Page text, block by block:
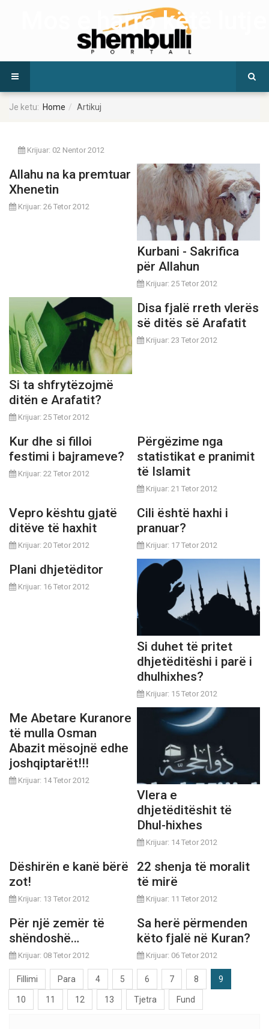
Je ketu: Home Artikuj
Mos e harro këtë lutje
Krijuar: 02 Nentor 2012
Allahu na ka premtuar
Xhenetin
Krijuar: 26 Tetor 2012
Kurbani - Sakrifica
për Allahun
Krijuar: 25 Tetor 2012
Si ta shfrytëzojmë
ditën e Arafatit?
Krijuar: 25 Tetor 2012
Disa fjalë rreth vlerës
së ditës së Arafatit
Krijuar: 23 Tetor 2012
Kur dhe si filloi
festimi i bajrameve?
Krijuar: 22 Tetor 2012
Përgëzime nga
statistikat e pranimit
të Islamit
Krijuar: 21 Tetor 2012
Vepro kështu gjatë
ditëve të haxhit
Krijuar: 20 Tetor 2012
Cili është haxhi i
pranuar?
Krijuar: 17 Tetor 2012
Plani dhjetëditor
Krijuar: 16 Tetor 2012
Si duhet të pritet
dhjetëditëshi i parë i
dhulhixhes?
Krijuar: 15 Tetor 2012
Me Abetare Kuranore
të mulla Osman
Abazit mësojnë edhe
joshqiptarët!!!
Krijuar: 14 Tetor 2012
Vlera e
dhjetëditëshit të
Dhul-hixhes
Krijuar: 14 Tetor 2012
Dëshirën e kanë bërë
zot!
Krijuar: 13 Tetor 2012
22 shenja të moralit
të mirë
Krijuar: 11 Tetor 2012
Për një zemër të
shëndoshë…
Krijuar: 08 Tetor 2012
Sa herë përmenden
këto fjalë në Kuran?
Krijuar: 06 Tetor 2012
Fillimi Para 4 5 6 7 8 9
10 11 12 13 Tjetra Fund